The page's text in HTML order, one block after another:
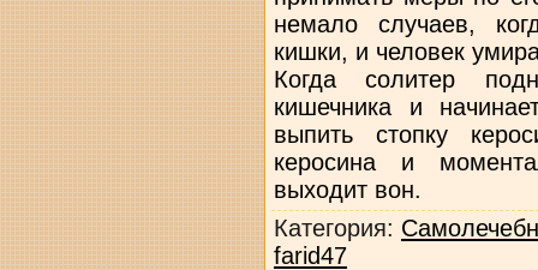
немало случаев,
кишки, и человек
Когда солитер
кишечника и
выпить стопку
керосина и
выходит вон.
Категория:
farid47